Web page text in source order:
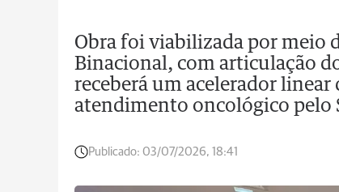
Obra foi viabilizada por meio
Binacional, com articulação
receberá um acelerador
atendimento oncológico pelo
Publicado: 03/07/2026, 18:41